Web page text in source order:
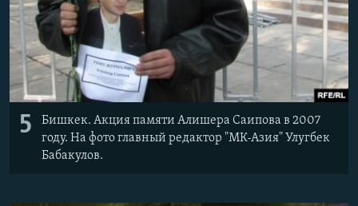
5
Бишкек. Акция памяти Алишера Саипова в 2007
году. На фото главный редактор "МК-Азия" Улугбек
Бабакулов.